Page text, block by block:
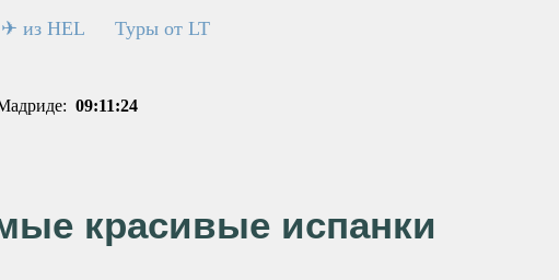
✈ из HEL Туры от LT
09:11:24
красивые испанки